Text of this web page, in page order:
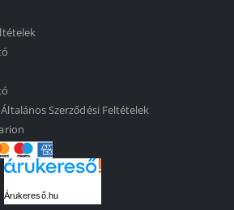
Szerződési Feltételek
Árukereső.hu